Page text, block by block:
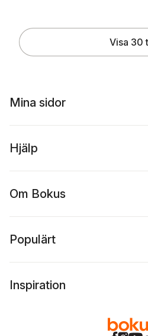
Visa 30
Mina sidor
Hjälp
Om Bokus
Populärt
Inspiration